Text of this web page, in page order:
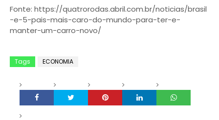
Fonte: https://quatrorodas.abril.com.br/noticias/brasil
-e-5-pais-mais-caro-do-mundo-para-ter-e-
manter-um-carro-novo/
Tags ECONOMIA